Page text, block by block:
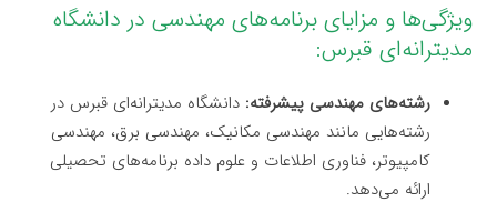
ویژگی‌ها و مزایای برنامه‌های مهندسی در دانشگاه
مدیترانه‌ای قبرس:
رشته‌های مهندسی پیشرفته: دانشگاه مدیترانه‌ای قبرس در
رشته‌هایی مانند مهندسی مکانیک، مهندسی برق، مهندسی
کامپیوتر، فناوری اطلاعات و علوم داده برنامه‌های تحصیلی
ارائه می‌دهد.